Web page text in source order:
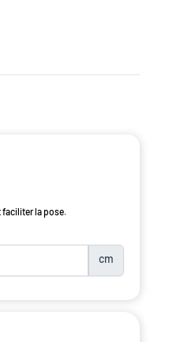
la pose.
cm